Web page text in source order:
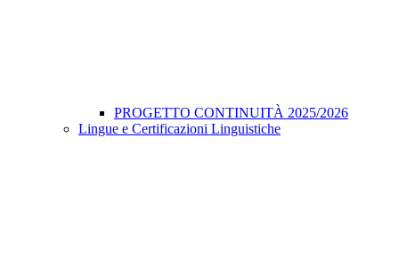
PROGETTO CONTINUITÀ 2025/2026
Lingue e Certificazioni Linguistiche